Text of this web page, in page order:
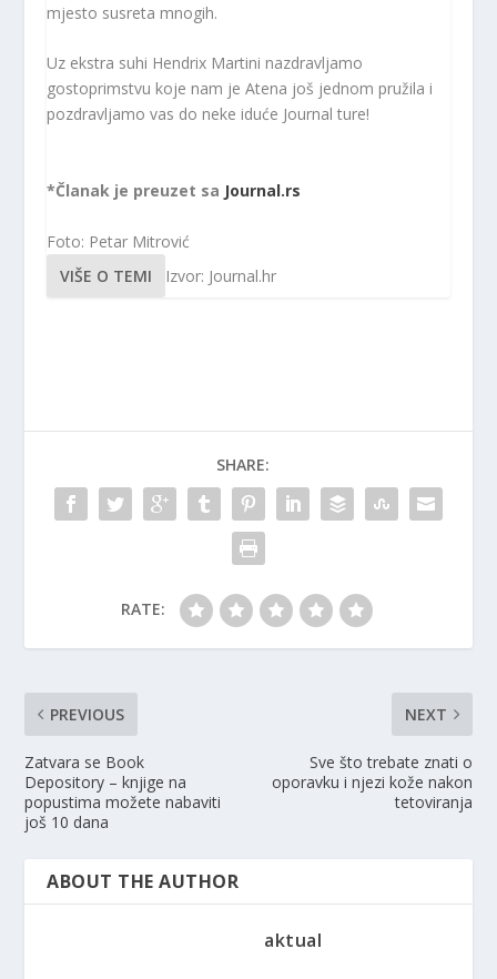
mjesto susreta mnogih.
Uz ekstra suhi Hendrix Martini nazdravljamo
gostoprimstvu koje nam je Atena još jednom pružila i
pozdravljamo vas do neke iduće Journal ture!
*Članak je preuzet sa Journal.rs
Foto: Petar Mitrović
VIŠE O TEMI
Izvor: Journal.hr
SHARE:
RATE:
PREVIOUS
Zatvara se Book
Depository – knjige na
popustima možete nabaviti
još 10 dana
NEXT
Sve što trebate znati o
oporavku i njezi kože nakon
tetoviranja
ABOUT THE AUTHOR
aktual